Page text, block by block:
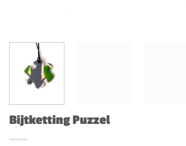
Bijtketting Puzzel